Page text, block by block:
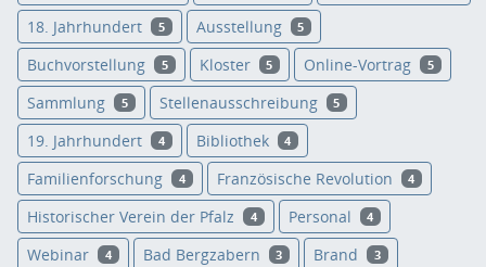
18. Jahrhundert 5 Ausstellung 5
Buchvorstellung 5 Kloster 5 Online-Vortrag 5
Sammlung 5 Stellenausschreibung 5
19. Jahrhundert 4 Bibliothek 4
Familienforschung 4 Französische Revolution 4
Historischer Verein der Pfalz 4 Personal 4
Webinar 4 Bad Bergzabern 3 Brand 3